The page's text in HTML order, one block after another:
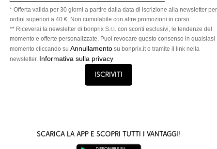
* Offerta valida per 30 giorni a partire dalla data di iscrizione alla newsletter per
ordini superiori a 40 €. Non cumulabile con altre promozioni in corso.
** Riceverai la newsletter di bonprix S.r.l. con sconti esclusivi, le tendenze del
momento e offerte personalizzate. Puoi revocare questo consenso in qualsiasi
momento cliccando su Annullamento su bonprix.it o tramite il link nella
newsletter. Informativa sulla privacy
Iscriviti
Scarica la App e scopri tutti i vantaggi!